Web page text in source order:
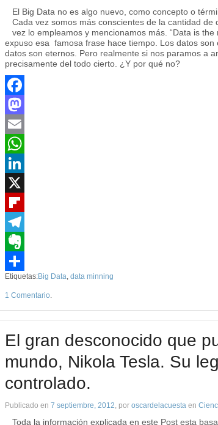
El Big Data no es algo nuevo, como concepto o
Cada vez somos más conscientes de la cantidad
vez lo empleamos y mencionamos más. “Data is the
expuso esa famosa frase hace tiempo. Los datos
datos son eternos. Pero realmente si nos paramos a
precisamente del todo cierto. ¿Y por qué no?
Facebook
Mastodon
Email
WhatsApp
LinkedIn
Flipboard
Telegram
Evernote
Compartir
Etiquetas:Big Data, data minning
1 Comentario.
El gran desconocido que
mundo, Nikola Tesla. Su
controlado.
Publicado en 7 septiembre, 2012, por oscardelacuesta en
Toda la información explicada en este Post esta